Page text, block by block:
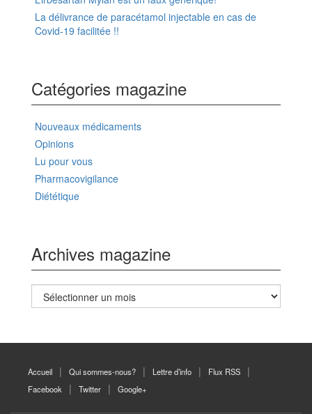
La délivrance de paracétamol injectable en cas de
Covid-19 facilitée !!
Catégories magazine
Nouveaux médicaments
Opinions
Lu pour vous
Pharmacovigilance
Diététique
Archives magazine
Archives
magazine
Accueil Qui sommes-nous? Lettre d’info
Flux RSS
Facebook
Twitter Google+